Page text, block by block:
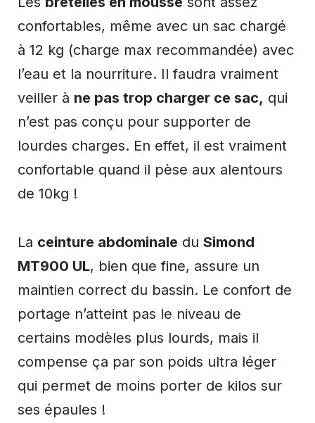
confortables, même avec un sac chargé
à 12 kg (charge max recommandée) avec
l’eau et la nourriture. Il faudra vraiment
veiller à ne pas trop charger ce sac, qui
n’est pas conçu pour supporter de
lourdes charges. En effet, il est vraiment
confortable quand il pèse aux alentours
de 10kg !
La ceinture abdominale du Simond
MT900 UL, bien que fine, assure un
maintien correct du bassin. Le confort de
portage n’atteint pas le niveau de
certains modèles plus lourds, mais il
compense ça par son poids ultra léger
qui permet de moins porter de kilos sur
ses épaules !